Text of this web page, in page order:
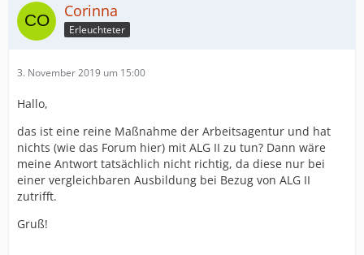
Corinna
Erleuchteter
3. November 2019 um 15:00
Hallo,
das ist eine reine Maßnahme der Arbeitsagentur und hat
nichts (wie das Forum hier) mit ALG II zu tun? Dann wäre
meine Antwort tatsächlich nicht richtig, da diese nur bei
einer vergleichbaren Ausbildung bei Bezug von ALG II
zutrifft.
Gruß!